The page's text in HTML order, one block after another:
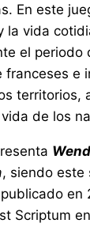
En este
la vida
el periodo
franceses e
territorios,
de los
, siendo este
en
Scriptum